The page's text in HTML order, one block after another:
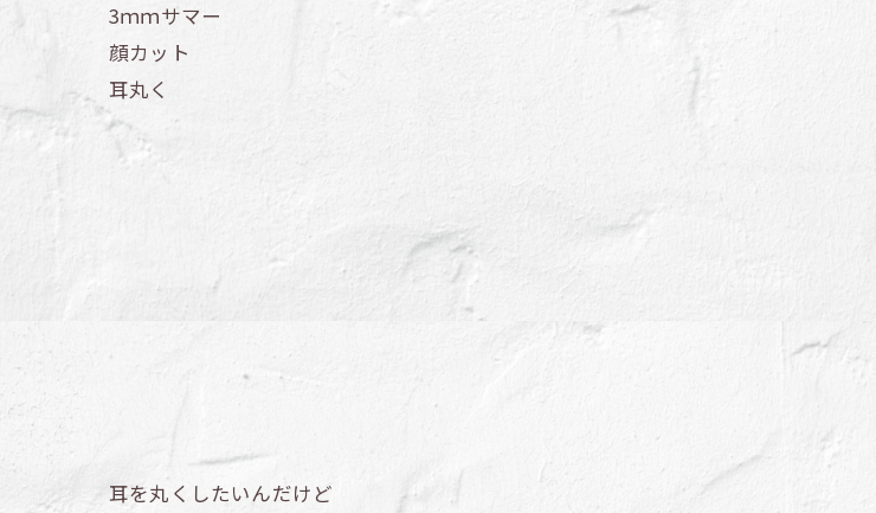
3ｍｍサマー
顔カット
耳丸く
耳を丸くしたいんだけど